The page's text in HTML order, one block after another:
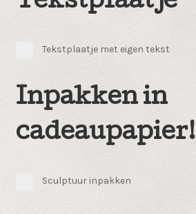
Tekstplaatje met eigen tekst
Inpakken in
cadeaupapier!
Sculptuur inpakken